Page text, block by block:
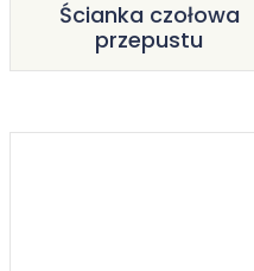
Ścianka czołowa
przepustu